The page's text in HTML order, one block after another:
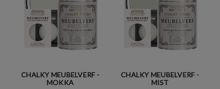
CHALKY MEUBELVERF -
MOKKA
CHALKY MEUBELVERF -
MIST